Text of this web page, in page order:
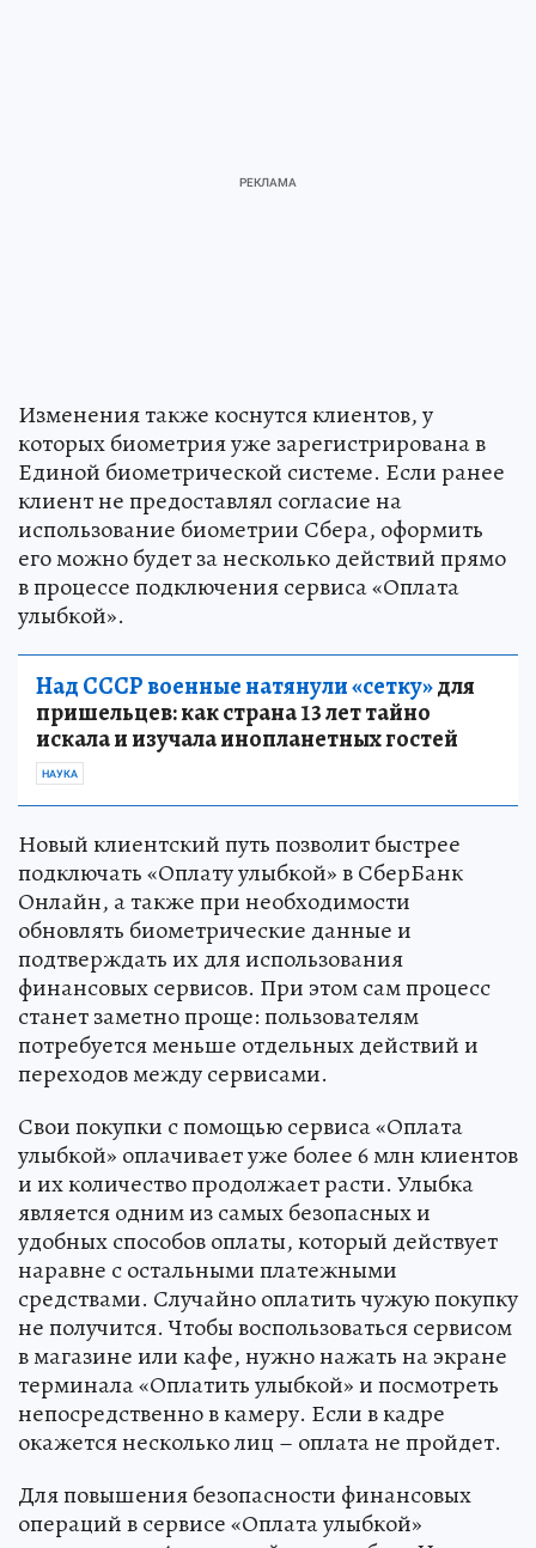
Изменения также коснутся клиентов, у
которых биометрия уже зарегистрирована в
Единой биометрической системе. Если ранее
клиент не предоставлял согласие на
использование биометрии Сбера, оформить
его можно будет за несколько действий прямо
в процессе подключения сервиса «Оплата
улыбкой».
Над СССР военные натянули «сетку»для
пришельцев: как страна 13 лет тайно
искала и изучала инопланетных гостей
НАУКА
Новый клиентский путь позволит быстрее
подключать «Оплату улыбкой» в СберБанк
Онлайн, а также при необходимости
обновлять биометрические данные и
подтверждать их для использования
финансовых сервисов. При этом сам процесс
станет заметно проще: пользователям
потребуется меньше отдельных действий и
переходов между сервисами.
Свои покупки с помощью сервиса «Оплата
улыбкой» оплачивает уже более 6 млн клиентов
и их количество продолжает расти. Улыбка
является одним из самых безопасных и
удобных способов оплаты, который действует
наравне с остальными платежными
средствами. Случайно оплатить чужую покупку
не получится. Чтобы воспользоваться сервисом
в магазине или кафе, нужно нажать на экране
терминала «Оплатить улыбкой» и посмотреть
непосредственно в камеру. Если в кадре
окажется несколько лиц – оплата не пройдет.
Для повышения безопасности финансовых
операций в сервисе «Оплата улыбкой»